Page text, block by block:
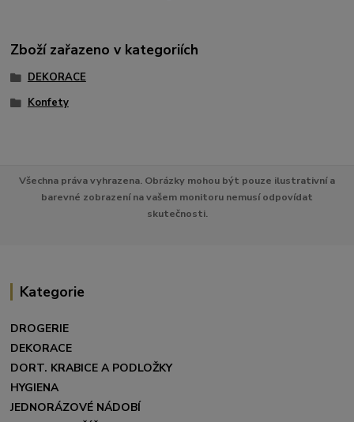
Zboží zařazeno v kategoriích
DEKORACE
Konfety
Všechna práva vyhrazena. Obrázky mohou být pouze ilustrativní a
barevné zobrazení na vašem monitoru nemusí odpovídat
skutečnosti.
Kategorie
DROGERIE
DEKORACE
DORT. KRABICE A PODLOŽKY
HYGIENA
JEDNORÁZOVÉ NÁDOBÍ